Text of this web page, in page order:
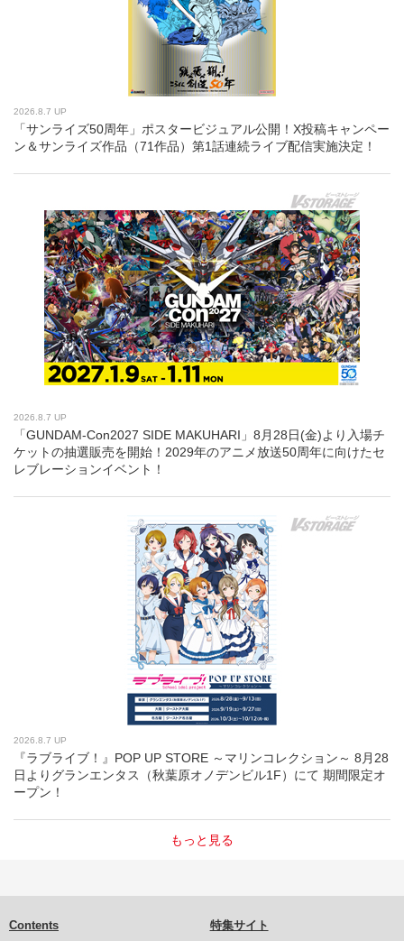
2026.8.7 UP
「サンライズ50周年」ポスタービジュアル公開！X投稿キャンペー
ン＆サンライズ作品（71作品）第1話連続ライブ配信実施決定！
2026.8.7 UP
「GUNDAM-Con2027 SIDE MAKUHARI」8月28日(金)より入場チ
ケットの抽選販売を開始！2029年のアニメ放送50周年に向けたセ
レブレーションイベント！
2026.8.7 UP
『ラブライブ！』POP UP STORE ～マリンコレクション～ 8月28
日よりグランエンタス（秋葉原オノデンビル1F）にて 期間限定オ
ープン！
もっと見る
Contents
特集サイト